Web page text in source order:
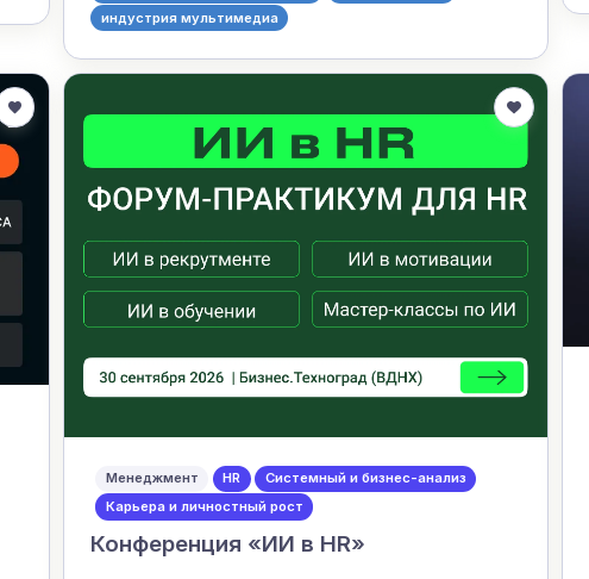
индустрия мультимедиа
Менеджмент HR
Системный и бизнес-анализ
Карьера и личностный рост
Конференция «ИИ в HR»